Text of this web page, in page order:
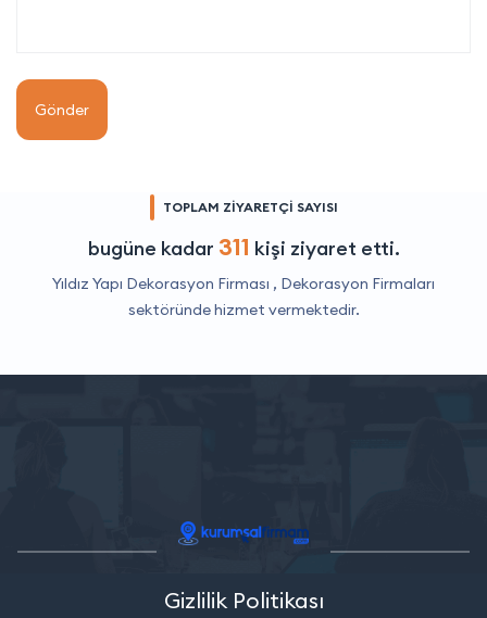
Gönder
TOPLAM ZİYARETÇİ SAYISI
bugüne kadar 311 kişi ziyaret etti.
Yıldız Yapı Dekorasyon Firması , Dekorasyon Firmaları
sektöründe hizmet vermektedir.
Gizlilik Politikası